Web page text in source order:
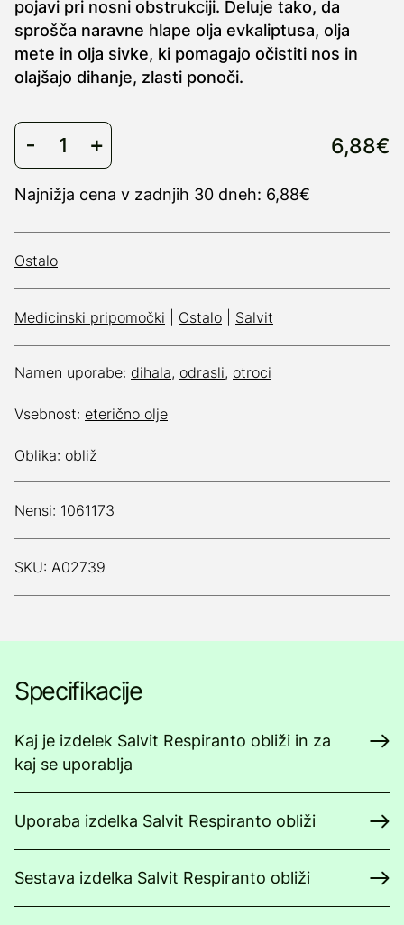
pojavi pri nosni obstrukciji. Deluje tako, da
sprošča naravne hlape olja evkaliptusa, olja
mete in olja sivke, ki pomagajo očistiti nos in
olajšajo dihanje, zlasti ponoči.
6,88€
Najnižja cena v zadnjih 30 dneh: 6,88€
Ostalo
Medicinski pripomočki Ostalo Salvit
Namen uporabe: dihala, odrasli, otroci
Vsebnost: eterično olje
Oblika: obliž
Nensi: 1061173
SKU: A02739
Specifikacije
Kaj je izdelek Salvit Respiranto obliži in za
kaj se uporablja
Uporaba izdelka Salvit Respiranto obliži
Sestava izdelka Salvit Respiranto obliži